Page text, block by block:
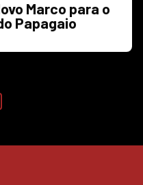
Marco para o
Papagaio